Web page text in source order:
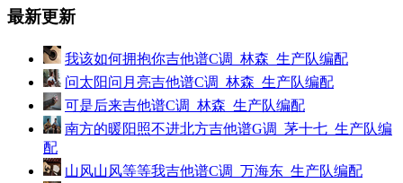
最新更新
我该如何拥抱你吉他谱C调_林森_生产队编配
问太阳问月亮吉他谱C调_林森_生产队编配
可是后来吉他谱C调_林森_生产队编配
南方的暖阳照不进北方吉他谱G调_茅十七_生产队编
配
山风山风等等我吉他谱C调_万海东_生产队编配